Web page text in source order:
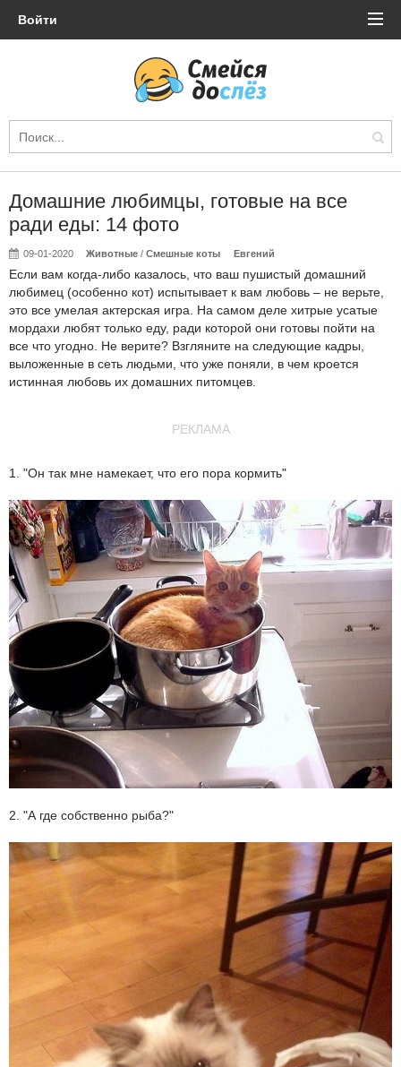
Войти
Домашние любимцы, готовые на все
ради еды: 14 фото
09-01-2020 Животные /Смешные коты Евгений
Если вам когда-либо казалось, что ваш пушистый домашний
любимец (особенно кот) испытывает к вам любовь – не верьте,
это все умелая актерская игра. На самом деле хитрые усатые
мордахи любят только еду, ради которой они готовы пойти на
все что угодно. Не верите? Взгляните на следующие кадры,
выложенные в сеть людьми, что уже поняли, в чем кроется
истинная любовь их домашних питомцев.
РЕКЛАМА
1. "Он так мне намекает, что его пора кормить"
2. "А где собственно рыба?"